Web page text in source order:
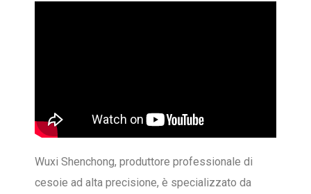
Wuxi Shenchong, produttore professionale di
cesoie ad alta precisione, è specializzato da